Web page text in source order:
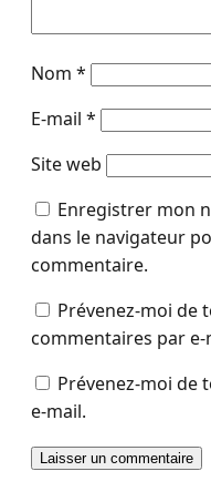
Nom *
E-mail *
Site web
Enregistrer mon
dans le navigateur
commentaire.
Prévenez-moi de
commentaires par e-
Prévenez-moi de
e-mail.